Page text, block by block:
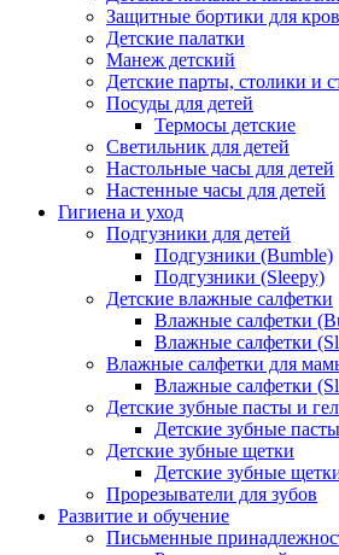
Защитные бортики для
Детские палатки
Манеж детский
Детские парты, столики и
Посуды для детей
Термосы детские
Светильник для детей
Настольные часы для детей
Настенные часы для детей
Гигиена и уход
Подгузники для детей
Подгузники (Bumble)
Подгузники (Sleepy)
Детские влажные салфетки
Влажные салфетки
Влажные салфетки
Влажные салфетки для
Влажные салфетки
Детские зубные пасты и
Детские зубные
Детские зубные щетки
Детские зубные
Прорезыватели для зубов
Развитие и обучение
Письменные